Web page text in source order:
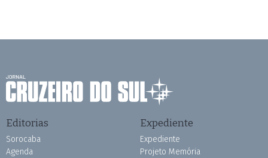
Editorias
Sorocaba
Agenda
Expediente
Expediente
Projeto Memória